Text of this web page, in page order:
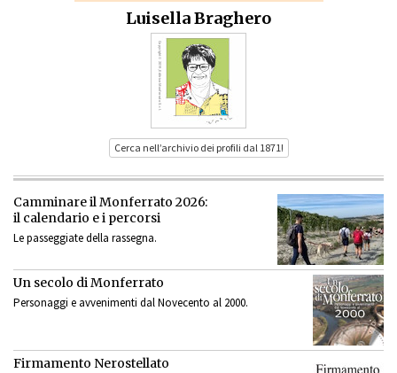
Luisella Braghero
Cerca nell’archivio dei profili dal 1871!
Camminare il Monferrato 2026:
il calendario e i percorsi
Le passeggiate della rassegna.
Un secolo di Monferrato
Personaggi e avvenimenti dal Novecento al 2000.
Firmamento Nerostellato